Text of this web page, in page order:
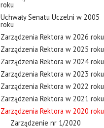
roku
Uchwały Senatu Uczelni w 2005
roku
Zarządzenia Rektora w 2026 roku
Zarządzenia Rektora w 2025 roku
Zarządzenia Rektora w 2024 roku
Zarządzenia Rektora w 2023 roku
Zarządzenia Rektora w 2022 roku
Zarządzenia Rektora w 2021 roku
Zarządzenia Rektora w 2020 roku
Zarządzenie nr 1/2020